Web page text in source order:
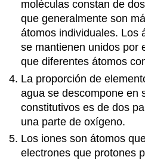
Preguntas
de
revisión
Revisar
respuestas
Ácidos
y
Bases
Preguntas
de
revisión
moléculas constan de
que generalmente son
átomos individuales. Los
se mantienen unidos por
que diferentes átomos
La proporción de
agua se descompone en
constitutivos es de dos
una parte de oxígeno.
Los iones son átomos
electrones que protones